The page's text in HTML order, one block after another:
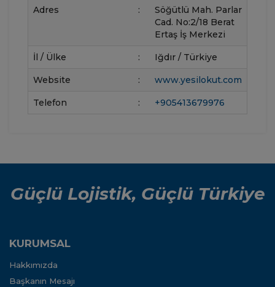
Adres :
Söğütlü Mah. Parlar
Cad. No:2/18 Berat
Ertaş İş Merkezi
İl / Ülke : Iğdır / Türkiye
Website : www.yesilokut.com
Telefon : +905413679976
Güçlü Lojistik, Güçlü Türkiye
KURUMSAL
Hakkımızda
Başkanın Mesajı